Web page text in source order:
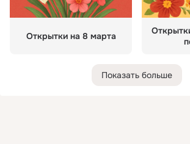
Открытки на 8 марта
Показать больше